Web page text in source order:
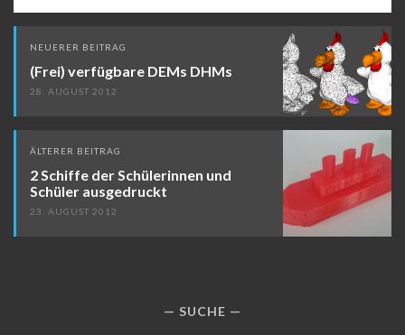
Beitragsnavigation
NEUERER BEITRAG
(Frei) verfügbare DEMs DHMs
28. AUGUST 2012
ÄLTERER BEITRAG
2 Schiffe der Schülerinnen und
Schüler ausgedruckt
23. AUGUST 2012
SUCHE